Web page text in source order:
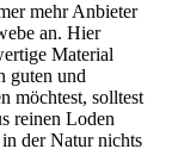
mehr Anbieter
an. Hier
Material
guten und
möchtest, solltest
reinen Loden
der Natur nichts